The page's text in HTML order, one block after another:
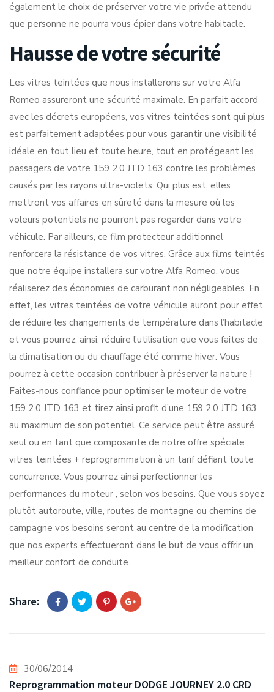
également le choix de préserver votre vie privée attendu
que personne ne pourra vous épier dans votre habitacle.
Hausse de votre sécurité
Les vitres teintées que nous installerons sur votre Alfa
Romeo assureront une sécurité maximale. En parfait accord
avec les décrets européens, vos vitres teintées sont qui plus
est parfaitement adaptées pour vous garantir une visibilité
idéale en tout lieu et toute heure, tout en protégeant les
passagers de votre 159 2.0 JTD 163 contre les problèmes
causés par les rayons ultra-violets. Qui plus est, elles
mettront vos affaires en sûreté dans la mesure où les
voleurs potentiels ne pourront pas regarder dans votre
véhicule. Par ailleurs, ce film protecteur additionnel
renforcera la résistance de vos vitres. Grâce aux films teintés
que notre équipe installera sur votre Alfa Romeo, vous
réaliserez des économies de carburant non négligeables. En
effet, les vitres teintées de votre véhicule auront pour effet
de réduire les changements de température dans l’habitacle
et vous pourrez, ainsi, réduire l’utilisation que vous faites de
la climatisation ou du chauffage été comme hiver. Vous
pourrez à cette occasion contribuer à préserver la nature !
Faites-nous confiance pour optimiser le moteur de votre
159 2.0 JTD 163 et tirez ainsi profit d’une 159 2.0 JTD 163
au maximum de son potentiel. Ce service peut être assuré
seul ou en tant que composante de notre offre spéciale
vitres teintées + reprogrammation à un tarif défiant toute
concurrence. Vous pourrez ainsi perfectionner les
performances du moteur , selon vos besoins. Que vous soyez
plutôt autoroute, ville, routes de montagne ou chemins de
campagne vos besoins seront au centre de la modification
que nos experts effectueront dans le but de vous offrir un
meilleur confort de conduite.
Share:
30/06/2014
Reprogrammation moteur DODGE JOURNEY 2.0 CRD